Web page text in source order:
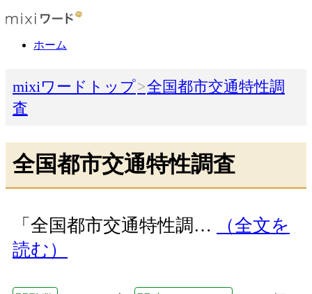
ホーム
mixiワードトップ
全国都市交通特性調
査
全国都市交通特性調査
「全国都市交通特性調…
（全文を
読む）